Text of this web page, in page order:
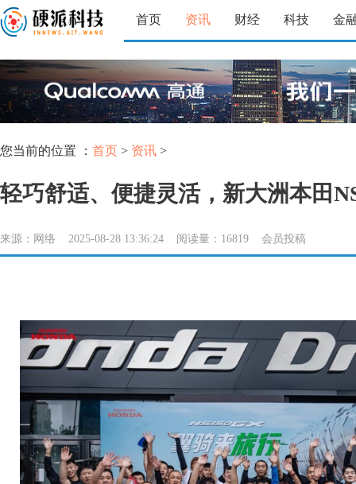
首页 资讯 财经 科技 金
您当前的位置 ： 首页 > 资讯 >
轻巧舒适、便捷灵活，新大洲本田
来源：网络 2025-08-28 13:36:24 阅读量：16819 会员投稿